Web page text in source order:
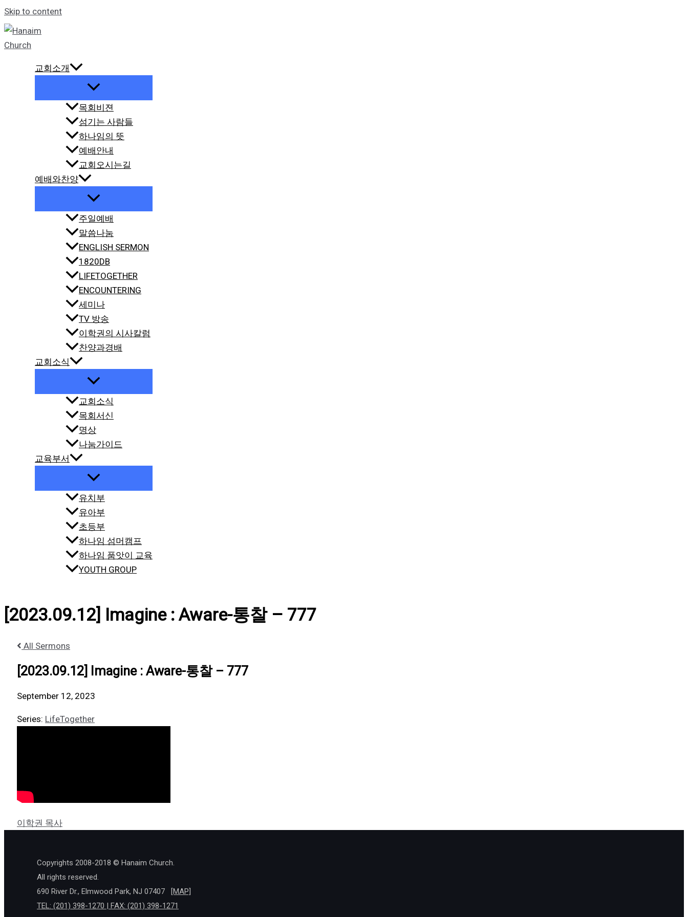
Skip to content
교회소개
목회비젼
섬기는 사람들
하나임의 뜻
예배안내
교회오시는길
예배와찬양
주일예배
말씀나눔
ENGLISH SERMON
1820DB
LIFETOGETHER
ENCOUNTERING
세미나
TV 방송
이학권의 시사칼럼
찬양과경배
교회소식
교회소식
목회서신
명상
나눔가이드
교육부서
유치부
유아부
초등부
하나임 섬머캠프
하나임 품앗이 교육
YOUTH GROUP
[2023.09.12] Imagine : Aware-통찰 – 777
All Sermons
[2023.09.12] Imagine : Aware-통찰 – 777
September 12, 2023
Series: LifeTogether
이학권 목사
Copyrights 2008-2018 © Hanaim Church.
All rights reserved.
690 River Dr., Elmwood Park, NJ 07407
[MAP]
TEL: (201) 398-1270 | FAX: (201) 398-1271